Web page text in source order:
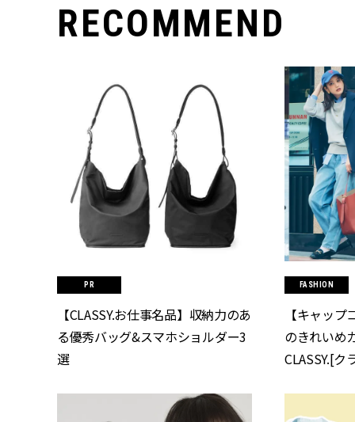
RECOMMEND
【CLASSY.お仕事名品】収納力のあ
る優秀バッグ&スマホショルダー3
選
FASHION
【キャッ
のきれいめ
CLASSY.[ク